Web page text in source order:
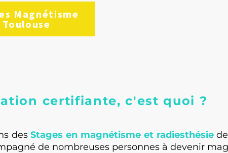
Magnétisme
Toulouse
certifiante, c'est quoi ?
desStages en magnétisme et radiesthésie
de nombreuses personnes à devenir